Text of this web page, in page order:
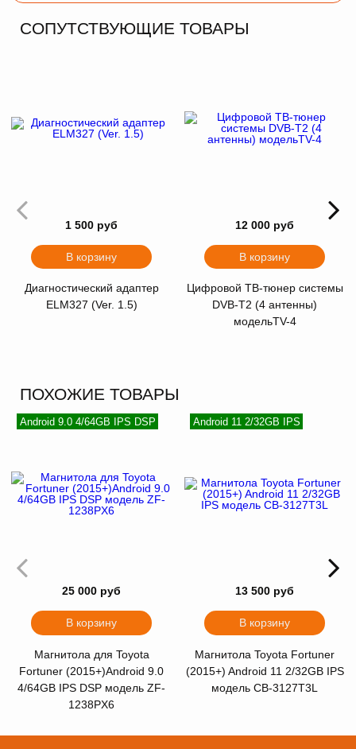
СОПУТСТВУЮЩИЕ ТОВАРЫ
1 500 руб
В корзину
Диагностический адаптер
ELM327 (Ver. 1.5)
12 000 руб
В корзину
Цифровой ТВ-тюнер системы
DVB-T2 (4 антенны)
модельTV-4
ПОХОЖИЕ ТОВАРЫ
Android 9.0 4/64GB IPS DSP
25 000 руб
В корзину
Магнитола для Toyota
Fortuner (2015+)Android 9.0
4/64GB IPS DSP модель ZF-
1238PX6
Android 11 2/32GB IPS
13 500 руб
В корзину
Магнитола Toyota Fortuner
(2015+) Android 11 2/32GB IPS
модель CB-3127T3L